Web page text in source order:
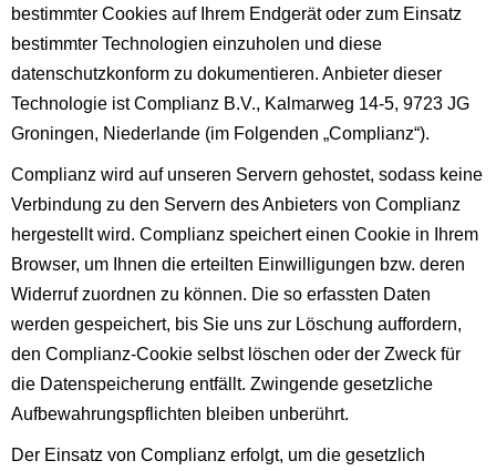
bestimmter Cookies auf Ihrem Endgerät oder zum Einsatz
bestimmter Technologien einzuholen und diese
datenschutzkonform zu dokumentieren. Anbieter dieser
Technologie ist Complianz B.V., Kalmarweg 14-5, 9723 JG
Groningen, Niederlande (im Folgenden „Complianz“).
Complianz wird auf unseren Servern gehostet, sodass keine
Verbindung zu den Servern des Anbieters von Complianz
hergestellt wird. Complianz speichert einen Cookie in Ihrem
Browser, um Ihnen die erteilten Einwilligungen bzw. deren
Widerruf zuordnen zu können. Die so erfassten Daten
werden gespeichert, bis Sie uns zur Löschung auffordern,
den Complianz-Cookie selbst löschen oder der Zweck für
die Datenspeicherung entfällt. Zwingende gesetzliche
Aufbewahrungspflichten bleiben unberührt.
Der Einsatz von Complianz erfolgt, um die gesetzlich